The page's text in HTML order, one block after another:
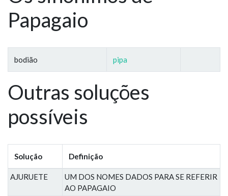
Papagaio
bodião pipa
Outras soluções
possíveis
Solução Definição
AJURUETE
UM DOS NOMES DADOS PARA SE REFERIR
AO PAPAGAIO